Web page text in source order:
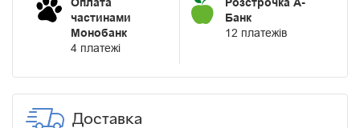
частинами
Монобанк
4 платежі
Банк
12 платежів
Доставка